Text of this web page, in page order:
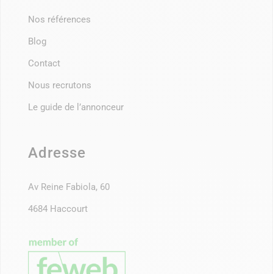
Nos références
Blog
Contact
Nous recrutons
Le guide de l’annonceur
Adresse
Av Reine Fabiola, 60
4684 Haccourt